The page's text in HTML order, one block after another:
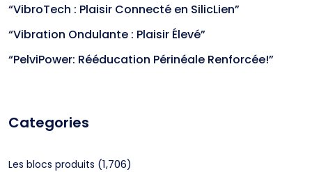
“VibroTech : Plaisir Connecté en SilicLien”
“Vibration Ondulante : Plaisir Élevé”
“PelviPower: Rééducation Périnéale Renforcée!”
Categories
Les blocs produits (1,706)